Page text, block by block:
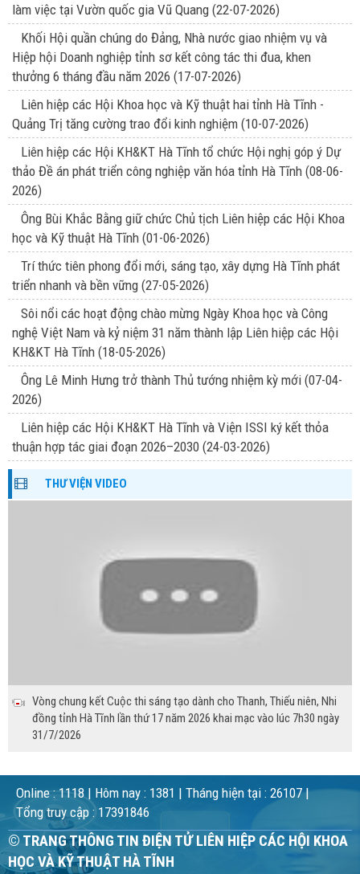
làm việc tại Vườn quốc gia Vũ Quang (22-07-2026)
Khối Hội quần chúng do Đảng, Nhà nước giao nhiệm vụ và
Hiệp hội Doanh nghiệp tỉnh sơ kết công tác thi đua, khen
thưởng 6 tháng đầu năm 2026 (17-07-2026)
Liên hiệp các Hội Khoa học và Kỹ thuật hai tỉnh Hà Tĩnh -
Quảng Trị tăng cường trao đổi kinh nghiệm (10-07-2026)
Liên hiệp các Hội KH&KT Hà Tĩnh tổ chức Hội nghị góp ý Dự
thảo Đề án phát triển công nghiệp văn hóa tỉnh Hà Tĩnh (08-06-
2026)
Ông Bùi Khắc Bằng giữ chức Chủ tịch Liên hiệp các Hội Khoa
học và Kỹ thuật Hà Tĩnh (01-06-2026)
Trí thức tiên phong đổi mới, sáng tạo, xây dựng Hà Tĩnh phát
triển nhanh và bền vững (27-05-2026)
Sôi nổi các hoạt động chào mừng Ngày Khoa học và Công
nghệ Việt Nam và kỷ niệm 31 năm thành lập Liên hiệp các Hội
KH&KT Hà Tĩnh (18-05-2026)
Ông Lê Minh Hưng trở thành Thủ tướng nhiệm kỳ mới (07-04-
2026)
Liên hiệp các Hội KH&KT Hà Tĩnh và Viện ISSI ký kết thỏa
thuận hợp tác giai đoạn 2026–2030 (24-03-2026)
THƯ VIỆN VIDEO
Vòng chung kết Cuộc thi sáng tạo dành cho Thanh, Thiếu niên, Nhi
đồng tỉnh Hà Tĩnh lần thứ 17 năm 2026 khai mạc vào lúc 7h30 ngày
31/7/2026
Online :1118 | Hôm nay : 1381 | Tháng hiện tại : 26107|
Tổng truy cập : 17391846
© TRANG THÔNG TIN ĐIỆN TỬ LIÊN HIỆP CÁC HỘI KHOA
HỌC VÀ KỸ THUẬT HÀ TĨNH